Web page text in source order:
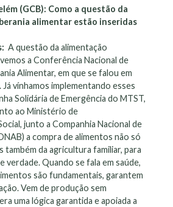
(GCB): Como a questão da
alimentar estão inseridas
A questão da alimentação
a Conferência Nacional de
Alimentar, em que se falou em
vínhamos implementando esses
Solidária de Emergência do MTST,
ao Ministério de
junto a Companhia Nacional de
a compra de alimentos não só
também da agricultura familiar, para
verdade. Quando se fala em saúde,
são fundamentais, garantem
Vem de produção sem
uma lógica garantida e apoiada a